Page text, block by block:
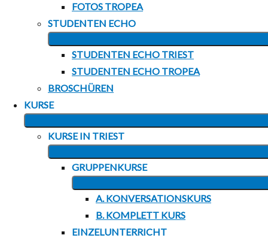
FOTOS TROPEA
STUDENTEN ECHO
STUDENTEN ECHO TRIEST
STUDENTEN ECHO TROPEA
BROSCHÜREN
KURSE
KURSE IN TRIEST
GRUPPENKURSE
A. KONVERSATIONSKURS
B. KOMPLETT KURS
EINZELUNTERRICHT